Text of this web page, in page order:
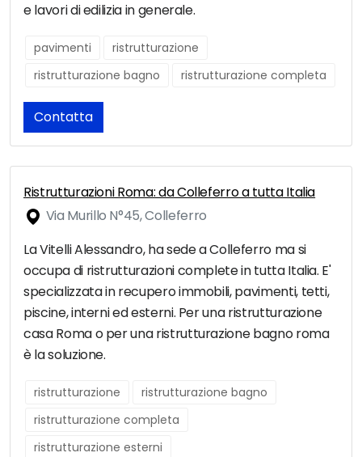
e lavori di edilizia in generale.
pavimenti
ristrutturazione
ristrutturazione bagno
ristrutturazione completa
Contatta
Ristrutturazioni Roma: da Colleferro a tutta Italia
Via Murillo N°45, Colleferro
La Vitelli Alessandro, ha sede a Colleferro ma si
occupa di ristrutturazioni complete in tutta Italia. E'
specializzata in recupero immobili, pavimenti, tetti,
piscine, interni ed esterni. Per una ristrutturazione
casa Roma o per una ristrutturazione bagno roma
è la soluzione.
ristrutturazione
ristrutturazione bagno
ristrutturazione completa
ristrutturazione esterni